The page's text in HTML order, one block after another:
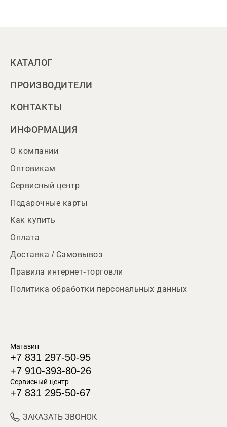
КАТАЛОГ
ПРОИЗВОДИТЕЛИ
КОНТАКТЫ
ИНФОРМАЦИЯ
О компании
Оптовикам
Сервисный центр
Подарочные карты
Как купить
Оплата
Доставка / Самовывоз
Правила интернет-торговли
Политика обработки персональных данных
Магазин
+7 831 297-50-95
+7 910-393-80-26
Сервисный центр
+7 831 295-50-67
ЗАКАЗАТЬ ЗВОНОК